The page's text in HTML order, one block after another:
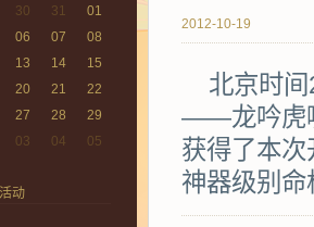
30 31
01
06 07
08
13 14
15
20 21
22
27 28
29
03 04 05
动
2012-10-19
北京时
——龙吟虎
获得了本
神器级别